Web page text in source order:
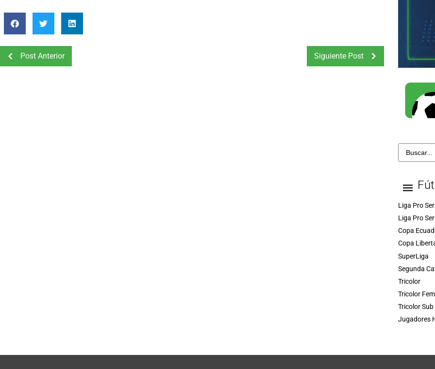
Post Anterior Siguiente Post
Liga Pro
Liga Pro
Copa
Copa
SuperLiga
Segunda
Tricolor
Tricolor
Tricolor Sub
Jugadores